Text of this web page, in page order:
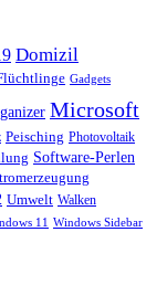
Domizil
Gadgets
Microsoft
Peisching Photovoltaik
Software-Perlen
Umwelt Walken
11 Windows Sidebar